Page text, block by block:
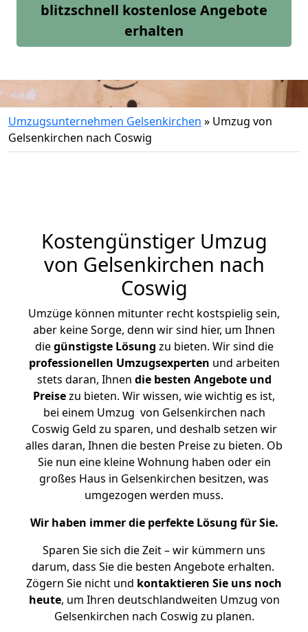
blitzschnell kostenlose Angebote
erhalten
Umzugsunternehmen Gelsenkirchen » Umzug von
Gelsenkirchen nach Coswig
Kostengünstiger Umzug
von Gelsenkirchen nach
Coswig
Umzüge können mitunter recht kostspielig sein,
aber keine Sorge, denn wir sind hier, um Ihnen
diegünstigste Lösung zu bieten. Wir sind die
professionellen Umzugsexperten und arbeiten
stets daran, Ihnen die besten Angebote und
Preisezu bieten. Wir wissen, wie wichtig es ist,
bei einem Umzug von Gelsenkirchen nach
Coswig Geld zu sparen, und deshalb setzen wir
alles daran, Ihnen die besten Preise zu bieten. Ob
Sie nun eine kleine Wohnung haben oder ein
großes Haus in Gelsenkirchen besitzen, was
umgezogen werden muss.
Wir haben immer die perfekte Lösung für Sie.
Sparen Sie sich die Zeit – wir kümmern uns
darum, dass Sie die besten Angebote erhalten.
Zögern Sie nicht und kontaktieren Sie uns noch
heute, um Ihren deutschlandweiten Umzug von
Gelsenkirchen nach Coswig zu planen.